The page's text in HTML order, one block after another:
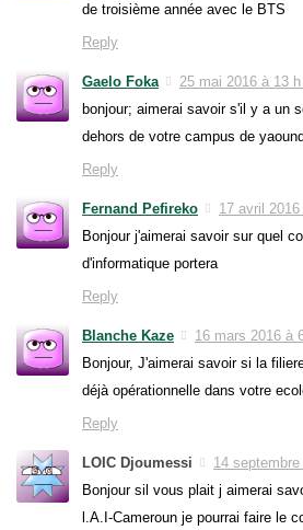
de troisième année avec le BTS
Reply
Gaelo Foka
25 mai 2016 à 13
bonjour; aimerai savoir s'il y a un
dehors de votre campus de
Reply
Fernand Pefireko
17 avril
Bonjour j'aimerai savoir sur quel
d'informatique portera
Reply
Blanche Kaze
16 mars 2016 à
Bonjour, J'aimerai savoir si la
déjà opérationnelle dans votre
Reply
LOIC Djoumessi
14
Bonjour sil vous plait j aimerai
l.A.I-Cameroun je pourrai faire le